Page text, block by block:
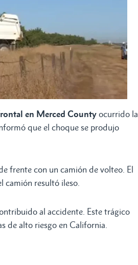
en Merced County ocurrido la
que el choque se produjo
frente con un camión de volteo. El
camión resultó ileso.
al accidente. Este trágico
de alto riesgo en California.